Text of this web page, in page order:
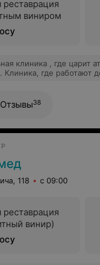
реставрация
виниром
клиника , где царит
Клиника, где работают
милые, добрые
Рекомендую!
зубов,то только здесь
Отзывы38
118 с 09:00
реставрация
винир)